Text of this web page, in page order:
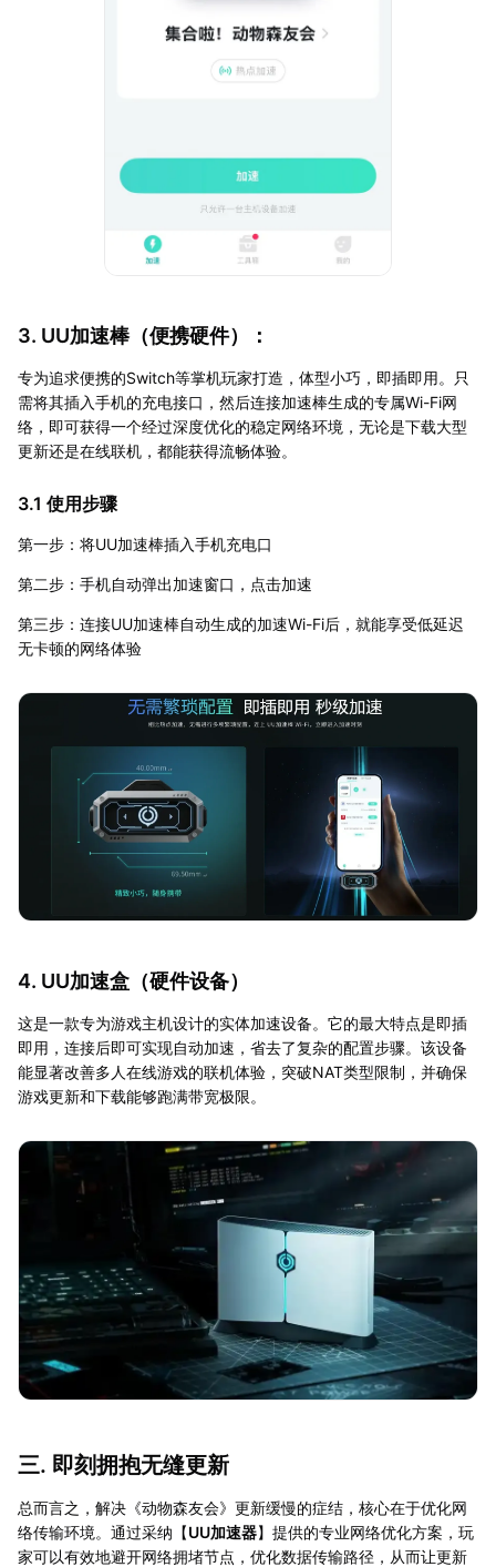
3. UU加速棒（便携硬件）：
专为追求便携的Switch等掌机玩家打造，体型小巧，即插即用。只
需将其插入手机的充电接口，然后连接加速棒生成的专属Wi-Fi网
络，即可获得一个经过深度优化的稳定网络环境，无论是下载大型
更新还是在线联机，都能获得流畅体验。
3.1 使用步骤
第一步：将UU加速棒插入手机充电口
第二步：手机自动弹出加速窗口，点击加速
第三步：连接UU加速棒自动生成的加速Wi-Fi后，就能享受低延迟
无卡顿的网络体验
4. UU加速盒（硬件设备）
这是一款专为游戏主机设计的实体加速设备。它的最大特点是即插
即用，连接后即可实现自动加速，省去了复杂的配置步骤。该设备
能显著改善多人在线游戏的联机体验，突破NAT类型限制，并确保
游戏更新和下载能够跑满带宽极限。
三. 即刻拥抱无缝更新
总而言之，解决《动物森友会》更新缓慢的症结，核心在于优化网
络传输环境。通过采纳【UU加速器】提供的专业网络优化方案，玩
家可以有效地避开网络拥堵节点，优化数据传输路径，从而让更新